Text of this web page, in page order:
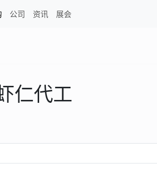
公司 资讯 展会
仁代工